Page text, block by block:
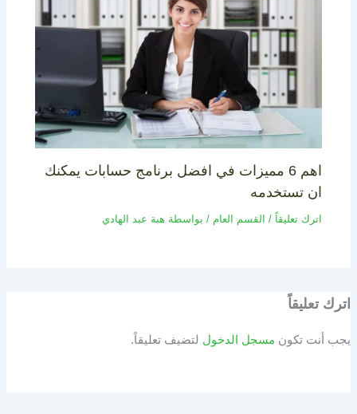
اهم 6 مميزات في افضل برنامج حسابات يمكنك
ان تستخدمه
اترك تعليقاً / القسم العام / بواسطة هبة عبد الهادي
اترك تعليقاً
يجب أنت تكون مسجل الدخول لتضيف تعليقاً.